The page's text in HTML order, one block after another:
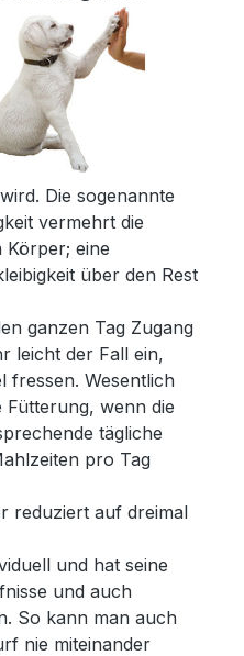
Die sogenannte
vermehrt die
Körper; eine
über den Rest
ganzen Tag Zugang
leicht der Fall ein,
fressen. Wesentlich
wenn die
tägliche
pro Tag
reduziert auf dreimal
und hat seine
und auch
So kann man auch
nie miteinander